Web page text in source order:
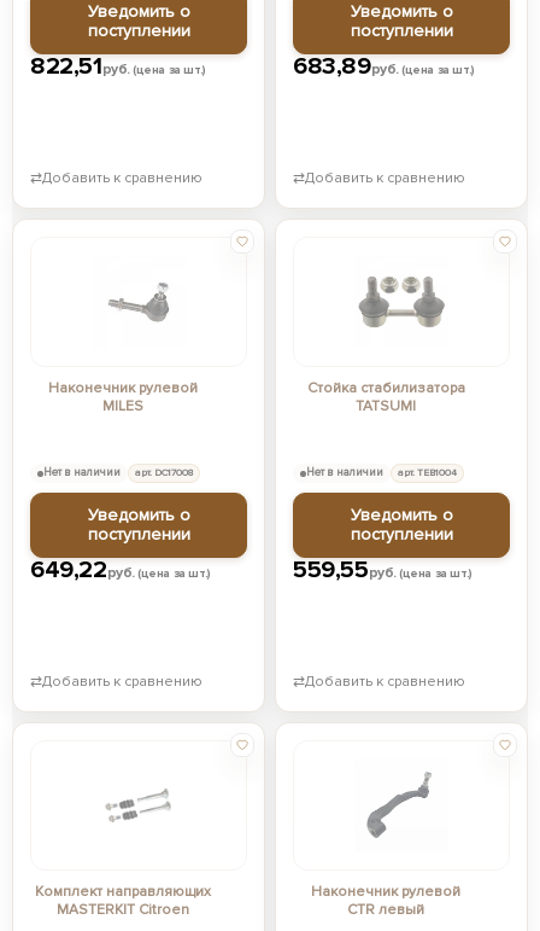
822,51руб.(цена за шт.)
Уведомить о
поступлении
⇄Добавить к сравнению
683,89руб.(цена за шт.)
Уведомить о
поступлении
⇄Добавить к сравнению
Наконечник рулевой
MILES
649,22руб.(цена за шт.)
Нет в наличии арт. DC17008
Уведомить о
поступлении
⇄Добавить к сравнению
Cтойка стабилизатора
TATSUMI
559,55руб.(цена за шт.)
Нет в наличии арт. TEB1004
Уведомить о
поступлении
⇄Добавить к сравнению
Комплект направляющих
MASTERKIT Citroen
Наконечник рулевой
CTR левый